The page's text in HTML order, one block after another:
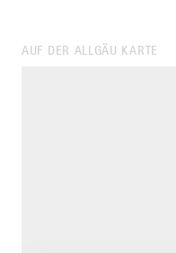
AUF DER ALLGÄU KARTE